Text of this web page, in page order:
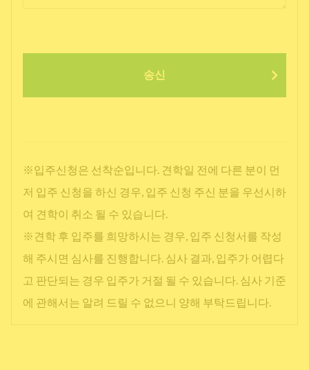
송신
※입주신청은 선착순입니다. 견학일 전에 다른 분이 먼
저 입주 신청을 하신 경우, 입주 신청 주신 분을 우선시하
여 견학이 취소 될 수 있습니다.
※견학 후 입주를 희망하시는 경우, 입주 신청서를 작성
해 주시면 심사를 진행합니다. 심사 결과, 입주가 어렵다
고 판단되는 경우 입주가 거절 될 수 있습니다. 심사 기준
에 관해서는 알려 드릴 수 없으니 양해 부탁드립니다.